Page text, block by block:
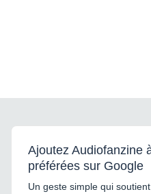
Ajoutez Audiofanzine
préférées sur Google
Un geste simple qui